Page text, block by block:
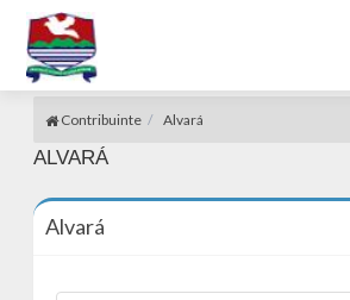
Contribuinte Alvará
ALVARÁ
Alvará